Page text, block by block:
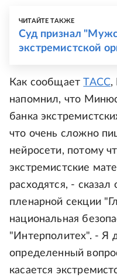
ЧИТАЙТЕ ТАКЖЕ
Суд признал
экстремистской
Как сообщаетТАСС,
напомнил, что
банка
что очень сложно
нейросети, потому
экстремистские
расходятся, - сказал
пленарной секции
национальная
"Интерполитех". - Я
определенный
касается